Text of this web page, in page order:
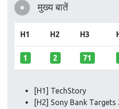
मुख्य बातें
H1 H2 H3
1 2 71
[H1] TechStory
[H2] Sony Bank